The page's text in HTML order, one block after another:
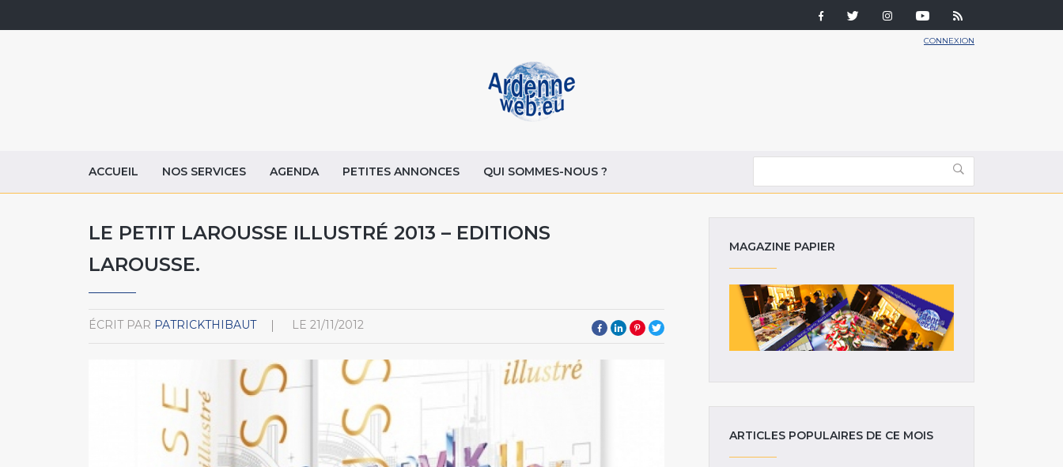
CONNEXION
ACCUEIL NOS SERVICES AGENDA PETITES ANNONCES QUI SOMMES-NOUS ?
LE PETIT LAROUSSE ILLUSTRÉ 2013 – EDITIONS
LAROUSSE.
ÉCRIT PAR PATRICKTHIBAUT LE 21/11/2012
MAGAZINE PAPIER
ARTICLES POPULAIRES DE CE MOIS